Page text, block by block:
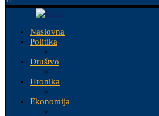
Naslovna
Politika
Društvo
Hronika
Ekonomija